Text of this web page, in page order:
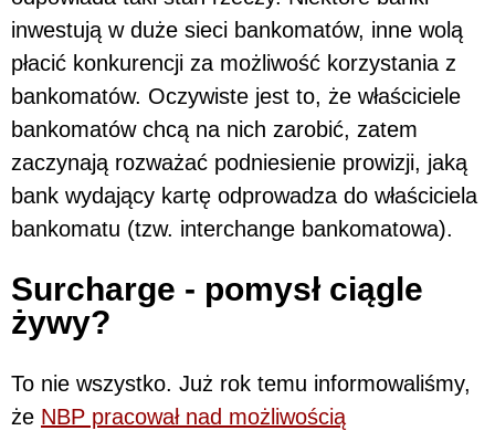
inwestują w duże sieci bankomatów, inne wolą
płacić konkurencji za możliwość korzystania z
bankomatów. Oczywiste jest to, że właściciele
bankomatów chcą na nich zarobić, zatem
zaczynają rozważać podniesienie prowizji, jaką
bank wydający kartę odprowadza do właściciela
bankomatu (tzw. interchange bankomatowa).
Surcharge - pomysł ciągle
żywy?
To nie wszystko. Już rok temu informowaliśmy,
że NBP pracował nad możliwością